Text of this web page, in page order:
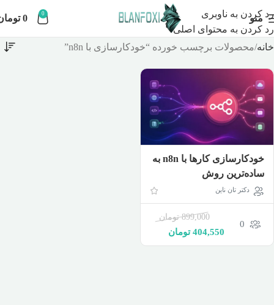
رد کردن به ناوبری
رد کردن به محتوای اصلی
منو 0
0
خانه محصولات برچسب خورده “خودکارسازی با n8n”
خودکارسازی کارها با n8n به
ساده‌ترین روش
دکتر تان ناین
0
899,000 تومان
404,550 تومان